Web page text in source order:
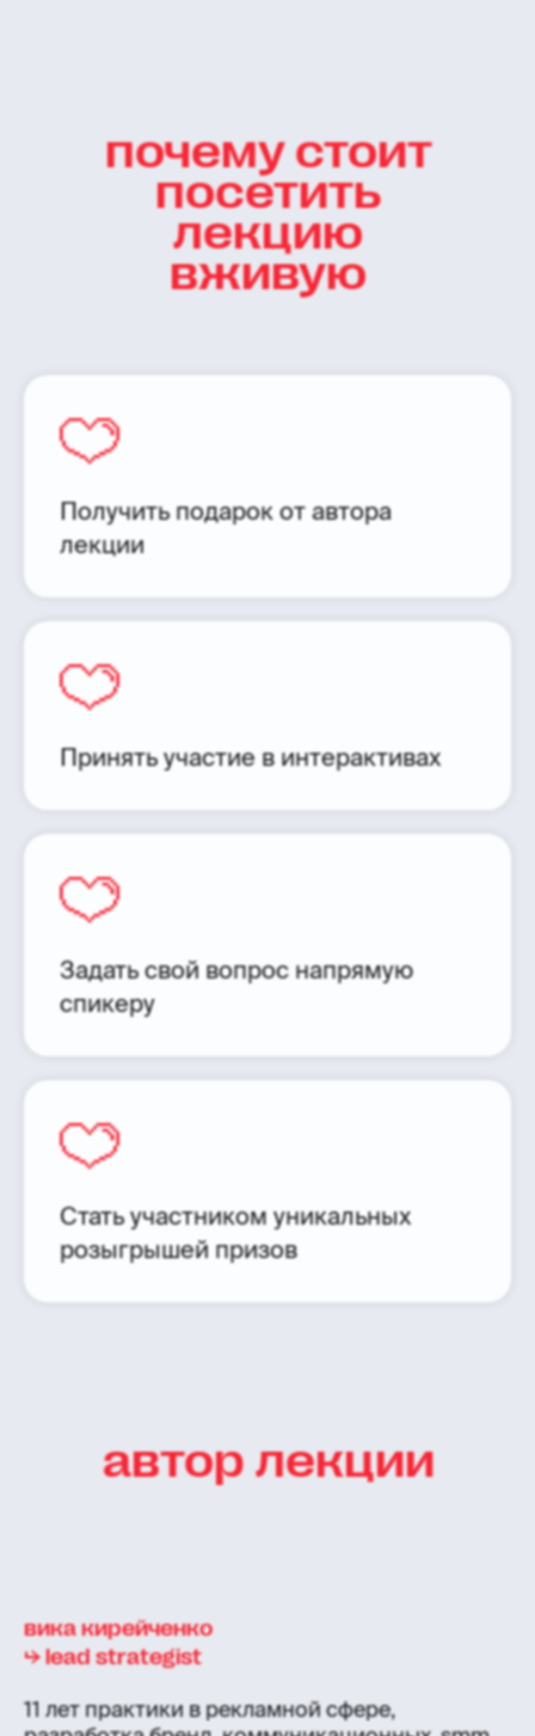
почему стоит
посетить
лекцию
вживую
Получить подарок от автора
лекции
Принять участие в интерактивах
Задать свой вопрос напрямую
спикеру
Стать участником уникальных
розыгрышей призов
автор лекции
вика кирейченко
⮡ lead strategist
11 лет практики в рекламной сфере,